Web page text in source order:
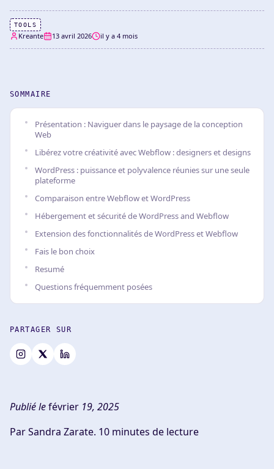
TOOLS
Kreante 13 avril 2026 il y a 4 mois
SOMMAIRE
Présentation : Naviguer dans le paysage de la conception
Web
Libérez votre créativité avec Webflow : designers et designs
WordPress : puissance et polyvalence réunies sur une seule
plateforme
Comparaison entre Webflow et WordPress
Hébergement et sécurité de WordPress and Webflow
Extension des fonctionnalités de WordPress et Webflow
Fais le bon choix
Resumé
Questions fréquemment posées
PARTAGER SUR
Publié lefévrier 19, 2025
Par Sandra Zarate. 10 minutes de lecture